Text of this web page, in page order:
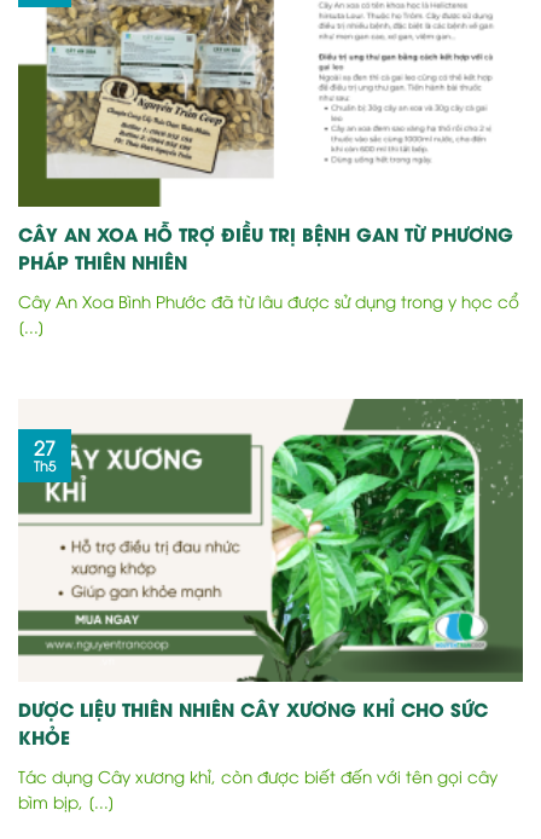
CÂY AN XOA HỖ TRỢ ĐIỀU TRỊ BỆNH GAN TỪ PHƯƠNG
PHÁP THIÊN NHIÊN
Cây An Xoa Bình Phước đã từ lâu được sử dụng trong y học cổ
[...]
DƯỢC LIỆU THIÊN NHIÊN CÂY XƯƠNG KHỈ CHO SỨC
KHỎE
Tác dụng Cây xương khỉ, còn được biết đến với tên gọi cây
bìm bịp, [...]
27
Th5